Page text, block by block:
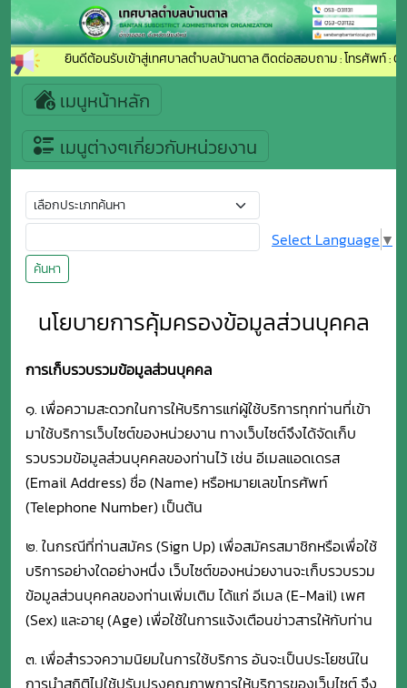
ยินดีต้อนรับเข้าสู่เทศบาลตำบลบ้านตาล ติดต่อสอบถาม : โทรศัพท์ :
เมนูหน้าหลัก
เมนูต่างๆเกี่ยวกับหน่วยงาน
ค้นหา
Select Language ▼
นโยบายการคุ้มครองข้อมูลส่วนบุคคล
การเก็บรวบรวมข้อมูลส่วนบุคคล
๑. เพื่อความสะดวกในการให้บริการแก่ผู้ใช้บริการทุกท่านที่เข้า
มาใช้บริการเว็บไซต์ของหน่วยงาน ทางเว็บไซต์จึงได้จัดเก็บ
รวบรวมข้อมูลส่วนบุคคลของท่านไว้ เช่น อีเมลแอดเดรส
(Email Address) ชื่อ (Name) หรือหมายเลขโทรศัพท์
(Telephone Number) เป็นต้น
๒. ในกรณีที่ท่านสมัคร (Sign Up) เพื่อสมัครสมาชิกหรือเพื่อใช้
บริการอย่างใดอย่างหนึ่ง เว็บไซต์ของหน่วยงานจะเก็บรวบรวม
ข้อมูลส่วนบุคคลของท่านเพิ่มเติม ได้แก่ อีเมล (E-Mail) เพศ
(Sex) และอายุ (Age) เพื่อใช้ในการแจ้งเตือนข่าวสารให้กับท่าน
๓. เพื่อสำรวจความนิยมในการใช้บริการ อันจะเป็นประโยชน์ใน
การนำสถิติไปใช้ปรับปรุงคุณภาพการให้บริการของเว็บไซต์ จึง